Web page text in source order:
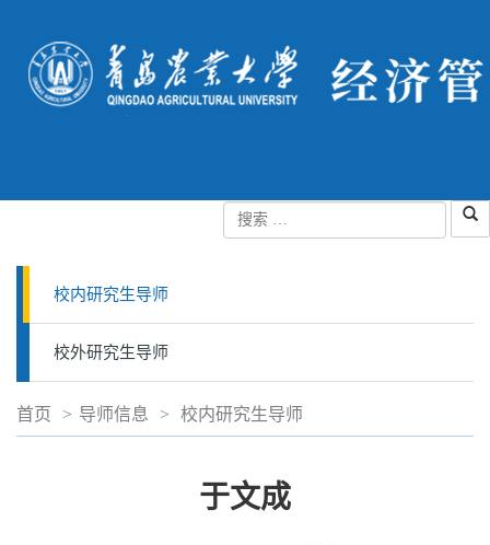
校内研究生导师
校外研究生导师
首页 > 导师信息 > 校内研究生导师
于文成